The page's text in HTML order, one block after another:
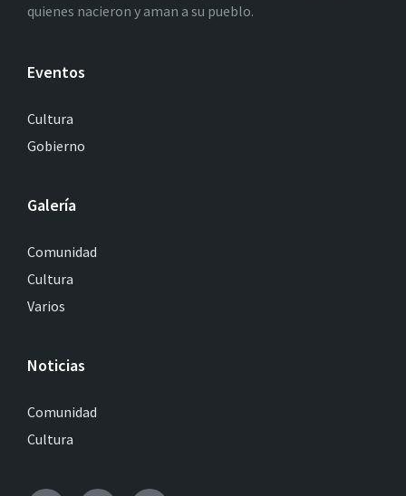
quienes nacieron y aman a su pueblo.
Eventos
Cultura
Gobierno
Galería
Comunidad
Cultura
Varios
Noticias
Comunidad
Cultura